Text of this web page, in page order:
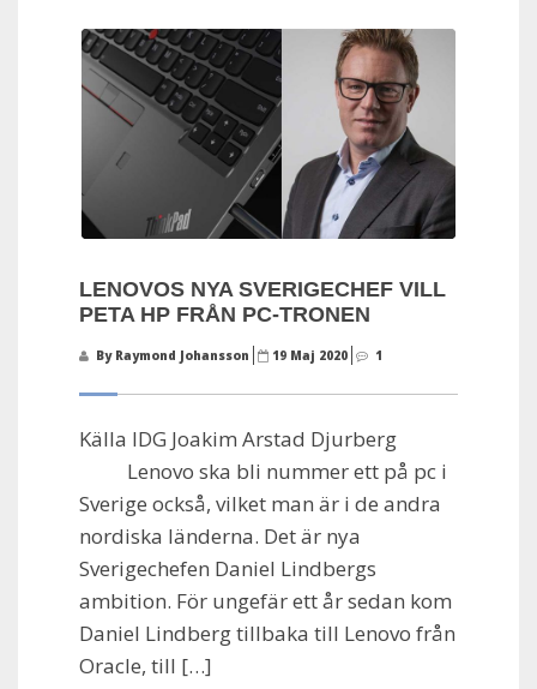
LENOVOS NYA SVERIGECHEF VILL
PETA HP FRÅN PC-TRONEN
By Raymond Johansson 19 Maj 2020 1
Källa IDG Joakim Arstad Djurberg
Lenovo ska bli nummer ett på pc i
Sverige också, vilket man är i de andra
nordiska länderna. Det är nya
Sverigechefen Daniel Lindbergs
ambition. För ungefär ett år sedan kom
Daniel Lindberg tillbaka till Lenovo från
Oracle, till […]